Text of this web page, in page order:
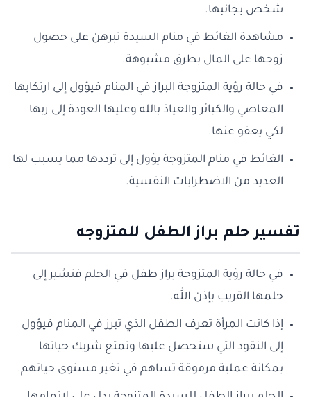
شخص بجانبها.
مشاهدة الغائط في منام السيدة تبرهن على حصول
زوجها على المال بطرق مشبوهة.
في حالة رؤية المتزوجة البراز في المنام فيؤول إلى ارتكابها
المعاصي والكبائر والعياذ بالله وعليها العودة إلى ربها
لكي يعفو عنها.
الغائط في منام المتزوجة يؤول إلى ترددها مما يسبب لها
العديد من الاضطرابات النفسية.
تفسير حلم براز الطفل للمتزوجه
في حالة رؤية المتزوجة براز طفل في الحلم فتشير إلى
حلمها القريب بإذن الله.
إذا كانت المرأة تعرف الطفل الذي تبرز في المنام فيؤول
إلى النقود التي ستحصل عليها وتمتع شريك حياتها
بمكانة عملية مرموقة تساهم في تغير مستوى حياتهم.